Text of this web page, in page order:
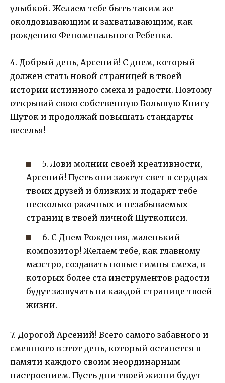
улыбкой. Желаем тебе быть таким же
околдовывающим и захватывающим, как
рождению Феноменального Ребенка.
4. Добрый день, Арсений! С днем, который
должен стать новой страницей в твоей
истории истинного смеха и радости. Поэтому
открывай свою собственную Большую Книгу
Шуток и продолжай повышать стандарты
веселья!
5. Лови молнии своей креативности,
Арсений! Пусть они зажгут свет в сердцах
твоих друзей и близких и подарят тебе
несколько ржачных и незабываемых
страниц в твоей личной Шуткописи.
6. С Днем Рождения, маленький
композитор! Желаем тебе, как главному
маэстро, создавать новые гимны смеха, в
которых более ста инструментов радости
будут зазвучать на каждой странице твоей
жизни.
7. Дорогой Арсений! Всего самого забавного и
смешного в этот день, который останется в
памяти каждого своим неординарным
настроением. Пусть дни твоей жизни будут